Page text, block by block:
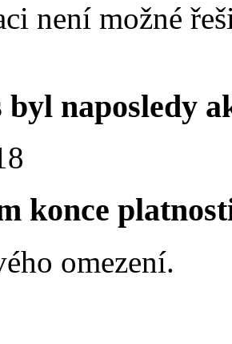
není možné
byl naposledy
konce
omezení.